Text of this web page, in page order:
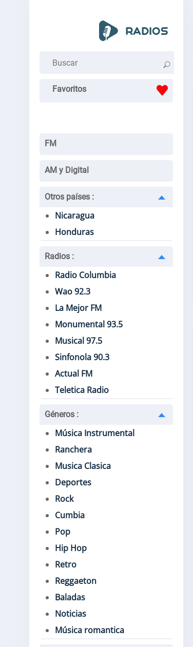
Favoritos
FM
AM y Digital
Otros países :
Nicaragua
Honduras
Radios :
Radio Columbia
Wao 92.3
La Mejor FM
Monumental 93.5
Musical 97.5
Sinfonola 90.3
Actual FM
Teletica Radio
Géneros :
Música Instrumental
Ranchera
Musica Clasica
Deportes
Rock
Cumbia
Pop
Hip Hop
Retro
Reggaeton
Baladas
Noticias
Música romantica